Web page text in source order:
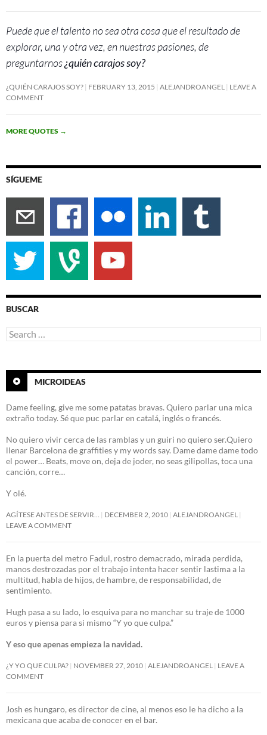
Puede que el talento no sea otra cosa que el resultado de
explorar, una y otra vez, en nuestras pasiones, de
preguntarnos¿quién carajos soy?
¿QUIÉN CARAJOS SOY? FEBRUARY 13, 2015 ALEJANDROANGEL
LEAVE A
COMMENT
MORE QUOTES →
SÍGUEME
BUSCAR
Search
for:
MICROIDEAS
Dame feeling, give me some patatas bravas. Quiero parlar una mica
extraño today. Sé que puc parlar en catalá, inglés o francés.
No quiero vivir cerca de las ramblas y un guiri no quiero ser.Quiero
llenar Barcelona de graffities y my words say. Dame dame dame todo
el power… Beats, move on, deja de joder, no seas gilipollas, toca una
canción, corre…
Y olé.
AGÍTESE ANTES DE SERVIR… DECEMBER 2, 2010 ALEJANDROANGEL
LEAVE A COMMENT
En la puerta del metro Fadul, rostro demacrado, mirada perdida,
manos destrozadas por el trabajo intenta hacer sentir lastima a la
multitud, habla de hijos, de hambre, de responsabilidad, de
sentimiento.
Hugh pasa a su lado, lo esquiva para no manchar su traje de 1000
euros y piensa para si mismo “Y yo que culpa.”
Y eso que apenas empieza la navidad.
¿Y YO QUE CULPA? NOVEMBER 27, 2010 ALEJANDROANGEL
LEAVE A
COMMENT
Josh es hungaro, es director de cine, al menos eso le ha dicho a la
mexicana que acaba de conocer en el bar.